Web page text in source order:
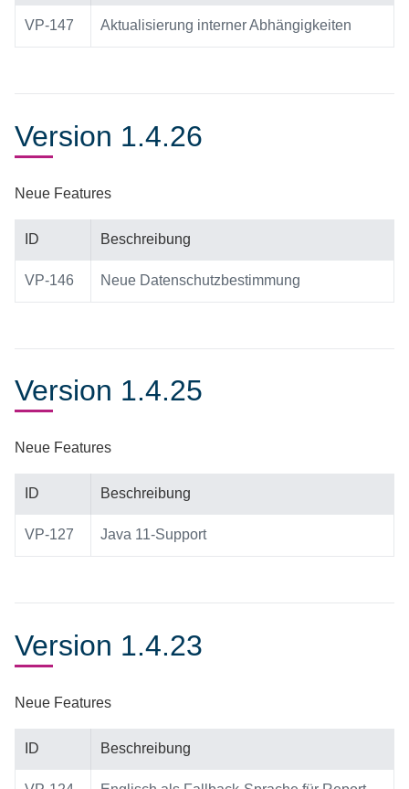
VP-147 Aktualisierung interner Abhängigkeiten
Version 1.4.26
Neue Features
ID Beschreibung
VP-146 Neue Datenschutzbestimmung
Version 1.4.25
Neue Features
ID Beschreibung
VP-127 Java 11-Support
Version 1.4.23
Neue Features
ID Beschreibung